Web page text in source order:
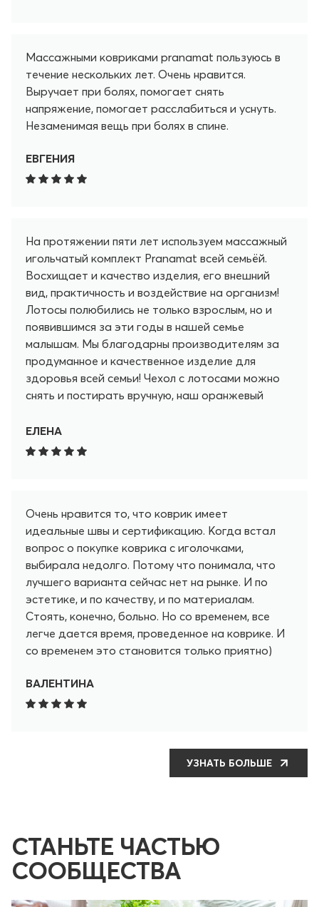
Удобно. Можно пользоваться всем комплектом
или только его частями. Маленькую подушку
брать в путешествия. - Безопасно. Материалы
не вызывают аллергии и раздражения кожи. В
общем, я очень довольна Pranamat и считаю
чувствовать себя лучше!
Массажными ковриками pranamat пользуюсь в
течение нескольких лет. Очень нравится.
Выручает при болях, помогает снять
напряжение, помогает расслабиться и уснуть.
Незаменимая вещь при болях в спине.
ЕВГЕНИЯ
На протяжении пяти лет используем массажный
игольчатый комплект Pranamat всей семьёй.
Восхищает и качество изделия, его внешний
вид, практичность и воздействие на организм!
Лотосы полюбились не только взрослым, но и
появившимся за эти годы в нашей семье
малышам. Мы благодарны производителям за
продуманное и качественное изделие для
здоровья всей семьи! Чехол с лотосами можно
снять и постирать вручную, наш оранжевый
использования и стирки уже пять лет. Ни один
лотос в процессе ежедневного использования,
Рекомендую всем, кто задумался о
приобретении - покупайте, не пожалеете,
гарантировано! Покупала Pranamat и для
подарков близким, это счастье, когда можешь
подарить не только хорошее настроение, но и
заряд бодрости, и потенциал для укрепления
здоровья!
ЕЛЕНА
Очень нравится то, что коврик имеет
идеальные швы и сертификацию. Когда встал
вопрос о покупке коврика с иголочками,
выбирала недолго. Потому что понимала, что
лучшего варианта сейчас нет на рынке. И по
эстетике, и по качеству, и по материалам.
Стоять, конечно, больно. Но со временем, все
легче дается время, проведенное на коврике. И
со временем это становится только приятно)
ВАЛЕНТИНА
УЗНАТЬ БОЛЬШЕ
СТАНЬТЕ ЧАСТЬЮ
СООБЩЕСТВА